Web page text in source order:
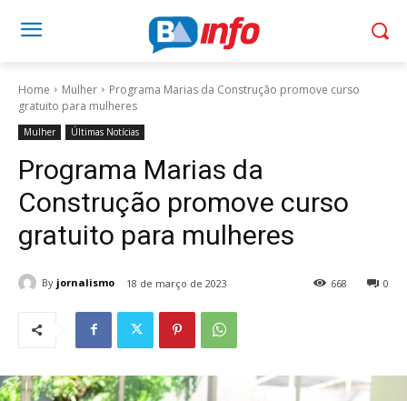
Home Mulher
Programa Marias da Construção promove curso
gratuito para mulheres
Mulher Últimas Notícias
Programa Marias da
Construção promove curso
gratuito para mulheres
By jornalismo 18 de março de 2023 0
668